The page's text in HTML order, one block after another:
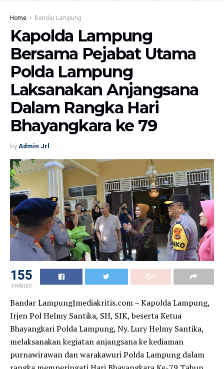
Home Bandar Lampung
Kapolda Lampung
Bersama Pejabat Utama
Polda Lampung
Laksanakan Anjangsana
Dalam Rangka Hari
Bhayangkara ke 79
by Admin Jrl
155
SHARES
Bandar Lampung||mediakritis.com – Kapolda Lampung,
Irjen Pol Helmy Santika, SH, SIK, beserta Ketua
Bhayangkari Polda Lampung, Ny. Lury Helmy Santika,
melaksanakan kegiatan anjangsana ke kediaman
purnawirawan dan warakawuri Polda Lampung dalam